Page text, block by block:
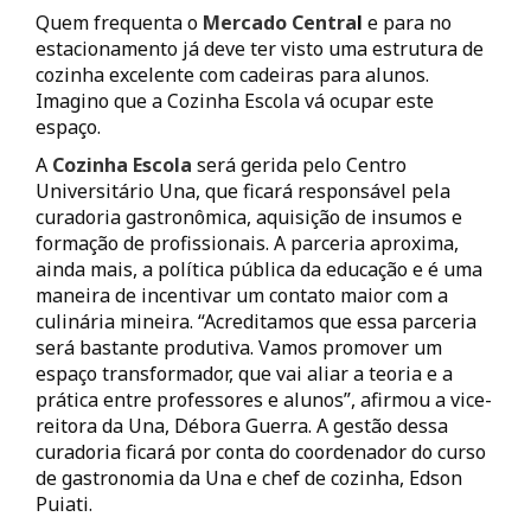
Quem frequenta o Mercado Central e para no
estacionamento já deve ter visto uma estrutura de
cozinha excelente com cadeiras para alunos.
Imagino que a Cozinha Escola vá ocupar este
espaço.
A Cozinha Escola será gerida pelo Centro
Universitário Una, que ficará responsável pela
curadoria gastronômica, aquisição de insumos e
formação de profissionais. A parceria aproxima,
ainda mais, a política pública da educação e é uma
maneira de incentivar um contato maior com a
culinária mineira. “Acreditamos que essa parceria
será bastante produtiva. Vamos promover um
espaço transformador, que vai aliar a teoria e a
prática entre professores e alunos”, afirmou a vice-
reitora da Una, Débora Guerra. A gestão dessa
curadoria ficará por conta do coordenador do curso
de gastronomia da Una e chef de cozinha, Edson
Puiati.